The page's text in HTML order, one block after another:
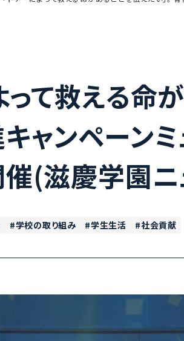
って救える命
ャンペーンミ
(滋慶学園ニ
学校の取り組み 学生生活 社会貢献